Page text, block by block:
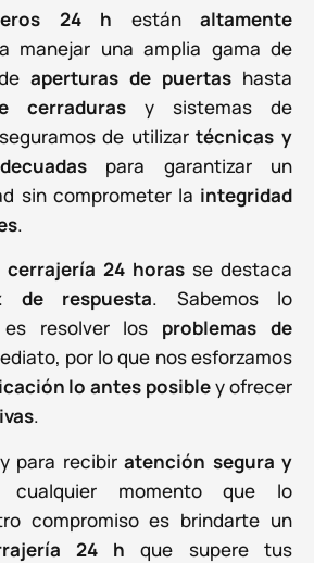
24 h están altamente
manejar una amplia gama de
aperturas de puertas hasta
cerraduras y sistemas de
de utilizar técnicas y
para garantizar un
sin comprometer la integridad
.
cerrajería 24 horas se destaca
de respuesta. Sabemos lo
resolver los problemas de
por lo que nos esforzamos
lo antes posibley ofrecer
.
para recibir atención segura y
momento que lo
compromiso es brindarte un
24 h que supere tus